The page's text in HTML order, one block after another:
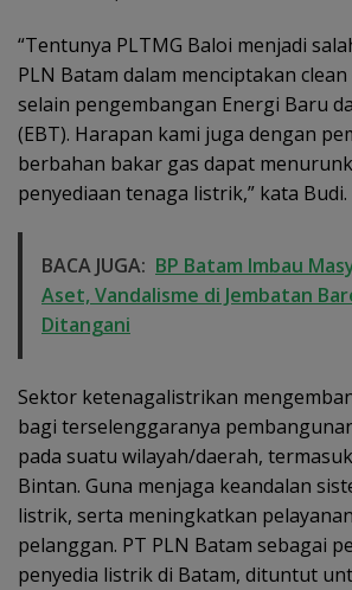
“Tentunya PLTMG Baloi menjadi
PLN Batam dalam menciptakan
selain pengembangan Energi Baru
(EBT). Harapan kami juga dengan
berbahan bakar gas dapat
penyediaan tenaga listrik,” kata Budi.
BACA JUGA: BP Batam Imbau
Aset, Vandalisme di Jembatan
Ditangani
Sektor ketenagalistrikan
bagi terselenggaranya
pada suatu wilayah/daerah,
Bintan. Guna menjaga keandalan
listrik, serta meningkatkan
pelanggan. PT PLN Batam sebagai
penyedia listrik di Batam, dituntut